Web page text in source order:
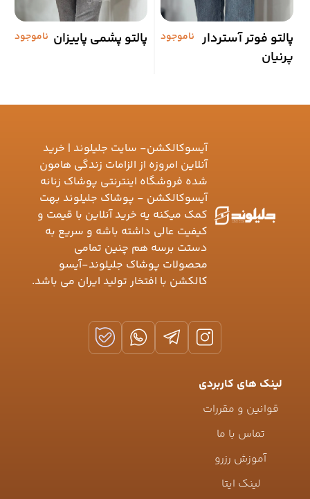
پالتو فوتر آستردار
پرنیان
ناموجود پالتو پشمی پاییزان ناموجود
آیسوکالکشن- سایت جلیلوند | خرید
آنلاین امروزه از الزامات زندگی هامون
شده فروشگاه اینترنتی پوشاک زنانه
آیسوکالکشن - پوشاک جلیلوند بهت
کمک میکنه یه خرید آنلاین با قیمت و
کیفیت عالی داشته باشه و سریع به
دستت برسه هم چنین تمامی
محصولات پوشاک جلیلوند-آیسو
کالکشن با افتخار تولید ایران می باشد.
لینک های کاربردی
قوانین و مقررات
تماس با ما
آموزش رزرو
لینک ایتا